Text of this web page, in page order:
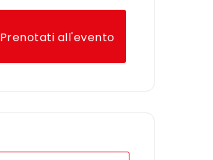
Prenotati all'evento